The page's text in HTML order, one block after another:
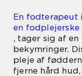
En fodterapeut
en fodplejerske
, tager sig af
bekymringer.
pleje af
fjerne hård